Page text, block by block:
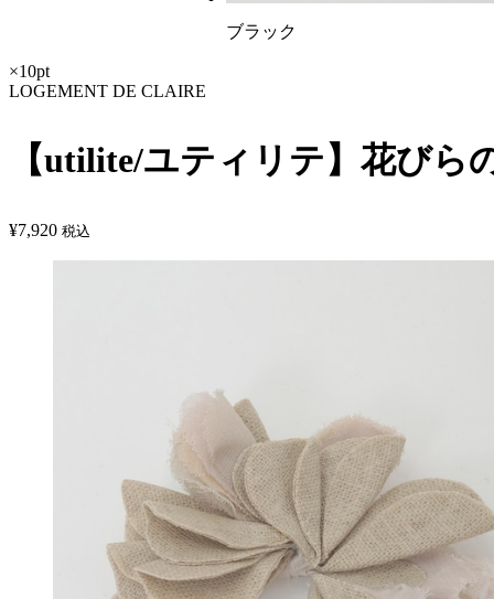
ブラック
×10pt
LOGEMENT DE CLAIRE
【utilite/ユティリテ】花びら
¥7,920 税込